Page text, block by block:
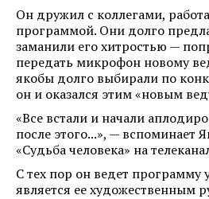
Он дружил с коллегами,
программой. Они долго
заманили его хитростью —
передать микрофон новому
якобы долго выбирали по
он и оказался этим «новым
«Все встали и начали
после этого...», — вспоминает
«Судьба человека» на
С тех пор он ведет программу
является ее художественным